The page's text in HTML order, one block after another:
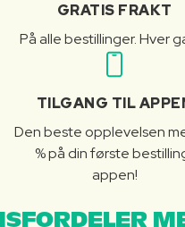
GRATIS FRAKT
På alle bestillinger. Hver
TILGANG TIL
Den beste opplevelsen
% på din første
appen!